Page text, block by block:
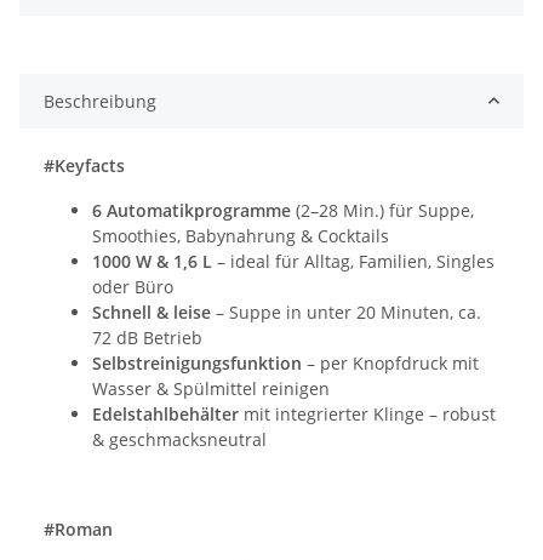
Beschreibung
#Keyfacts
6 Automatikprogramme (2–28 Min.) für Suppe,
Smoothies, Babynahrung & Cocktails
1000 W & 1,6 L – ideal für Alltag, Familien, Singles
oder Büro
Schnell & leise – Suppe in unter 20 Minuten, ca.
72 dB Betrieb
Selbstreinigungsfunktion – per Knopfdruck mit
Wasser & Spülmittel reinigen
Edelstahlbehälter mit integrierter Klinge – robust
& geschmacksneutral
#Roman